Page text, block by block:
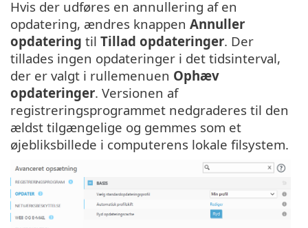
Hvis der udføres en annullering af en
opdatering, ændres knappen Annuller
opdatering til Tillad opdateringer. Der
tillades ingen opdateringer i det tidsinterval,
der er valgt i rullemenuen Ophæv
opdateringer. Versionen af
registreringsprogrammet nedgraderes til den
ældst tilgængelige og gemmes som et
øjebliksbillede i computerens lokale filsystem.